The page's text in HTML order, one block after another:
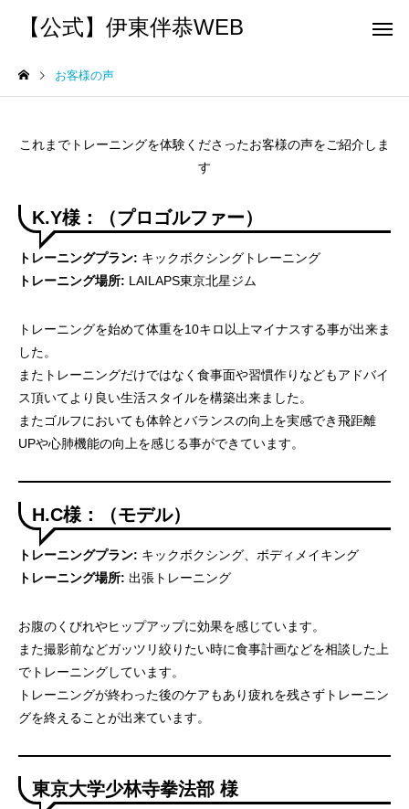
【公式】伊東伴恭WEB
トレーナーとして
パーソナルトレーニ
ング
キックボクシングで本当に
が消費カロリーと週の回数
パーソナルトレーニ
ング
認ポイントを元日本王
お客様の声
これまでトレーニングを体験くださったお客様の声をご紹介しま
す
K.Y様：（プロゴルファー）
トレーニングプラン: キックボクシングトレーニング
トレーニング場所: LAILAPS東京北星ジム
トレーニングを始めて体重を10キロ以上マイナスする事が出来ま
した。
またトレーニングだけではなく食事面や習慣作りなどもアドバイ
ス頂いてより良い生活スタイルを構築出来ました。
またゴルフにおいても体幹とバランスの向上を実感でき飛距離
UPや心肺機能の向上を感じる事ができています。
H.C様：（モデル）
トレーニングプラン: キックボクシング、ボディメイキング
トレーニング場所: 出張トレーニング
お腹のくびれやヒップアップに効果を感じています。
また撮影前などガッツリ絞りたい時に食事計画などを相談した上
でトレーニングしています。
トレーニングが終わった後のケアもあり疲れを残さずトレーニン
グを終えることが出来ています。
東京大学少林寺拳法部 様